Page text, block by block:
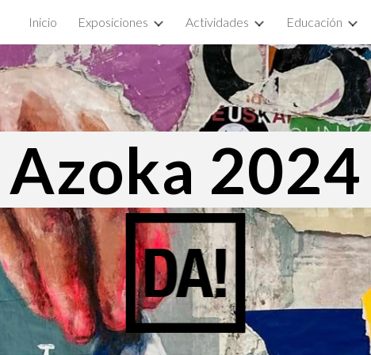
Skip to main content Skip to navigation
Inicio Exposiciones Actividades Educación
Azoka 2024